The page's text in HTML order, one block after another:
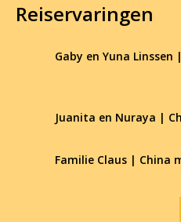
Reiservaringen
Gaby en Yuna
Juanita en Nuraya |
Familie Claus | China